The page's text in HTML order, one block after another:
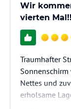
Wir
vierten
Traumhafter
Nettes und
erholsame